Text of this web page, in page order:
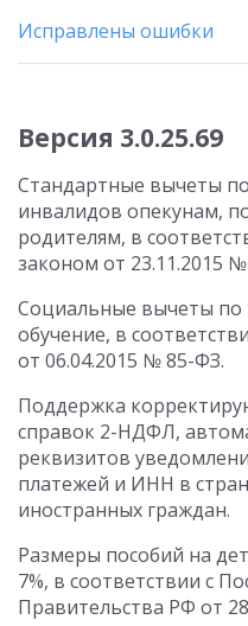
Исправлены ошибки
Версия 3.0.25.69
Стандартные вычеты
инвалидов опекунам,
родителям, в
законом от 23.11.2015
Социальные вычеты
обучение, в
от 06.04.2015 № 85-ФЗ.
Поддержка
справок 2-НДФЛ,
реквизитов
платежей и ИНН в
иностранных граждан.
Размеры пособий на
7%, в соответствии с
Правительства РФ от